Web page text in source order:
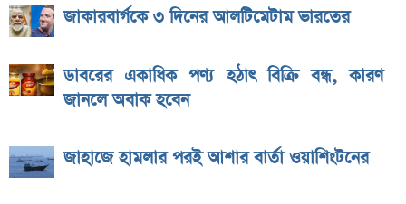
জাকারবার্গকে ৩ দিনের আলটিমেটাম ভারতের
ডাবরের একাধিক পণ্য হঠাৎ বিক্রি বন্ধ, কারণ
জানলে অবাক হবেন
জাহাজে হামলার পরই আশার বার্তা ওয়াশিংটনের